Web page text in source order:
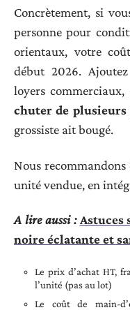
Concrètement, si
personne pour
orientaux, votre
début 2026.
loyers commerciaux,
chuter de plusieurs
grossiste ait bougé.
Nous
unité vendue, en
A lire aussi : Astuces
noire éclatante et
Le prix d’achat HT,
l’unité (pas au lot)
Le coût de main-